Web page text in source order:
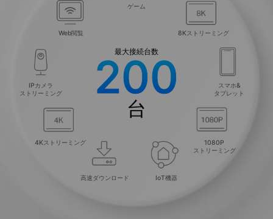
ゲーム
8Kストリーミング
スマホ&
タブレット
1080P
ストリーミング
IoT機器
高速ダウンロード
4Kストリーミング
IPカメラ
ストリーミング
Web閲覧
最大接続台数
200
台